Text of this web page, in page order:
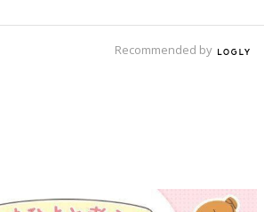
Recommended by